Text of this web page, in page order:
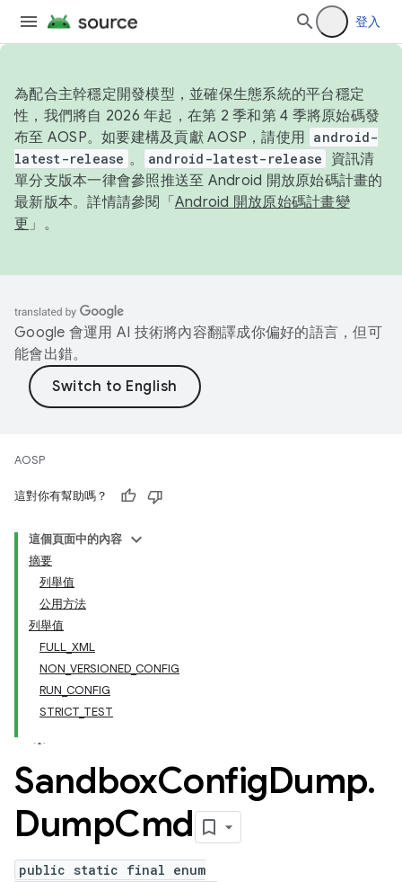
登入
為配合主幹穩定開發模型，並確保生態系統的平台穩定
性，我們將自 2026 年起，在第 2 季和第 4 季將原始碼發
布至 AOSP。如要建構及貢獻 AOSP，請使用 android-
latest-release 。 android-latest-release
資訊清
單分支版本一律會參照推送至 Android 開放原始碼計畫的
最新版本。詳情請參閱「 Android 開放原始碼計畫變
更 」。
Google 會運用 AI 技術將內容翻譯成你偏好的語言，但可
能會出錯。
AOSP
這對你有幫助嗎？
這個頁面中的內容
摘要
列舉值
公用方法
列舉值
FULL_XML
NON_VERSIONED_CONFIG
RUN_CONFIG
STRICT_TEST
SandboxConfigDump.
DumpCmd
public static final enum